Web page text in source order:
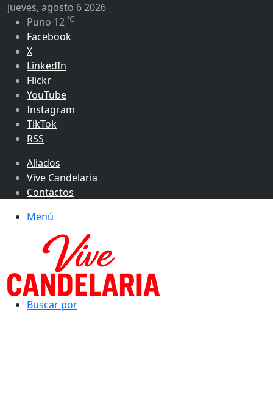
jueves, agosto 6 2026
Puno 12 ℃
Facebook
X
LinkedIn
Flickr
YouTube
Instagram
TikTok
RSS
Aliados
Vive Candelaria
Contactos
Menú
Buscar por